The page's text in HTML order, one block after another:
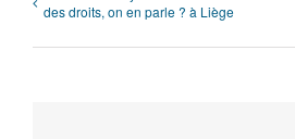
des droits, on en parle ? à Liège